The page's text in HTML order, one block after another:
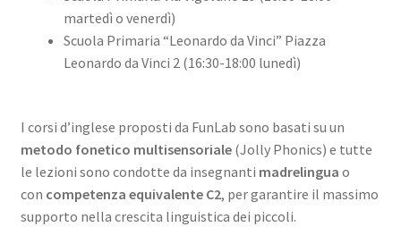
martedì o venerdì)
Scuola Primaria “Leonardo da Vinci” Piazza
Leonardo da Vinci 2 (16:30-18:00 lunedì)
I corsi d’inglese proposti da FunLab sono basati su un
metodo fonetico multisensoriale (Jolly Phonics) e tutte
le lezioni sono condotte da insegnanti madrelingua o
con competenza equivalente C2, per garantire il massimo
supporto nella crescita linguistica dei piccoli.